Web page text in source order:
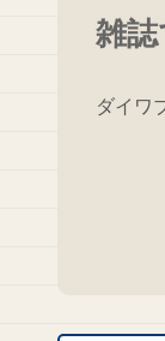
雑誌
ダイワ